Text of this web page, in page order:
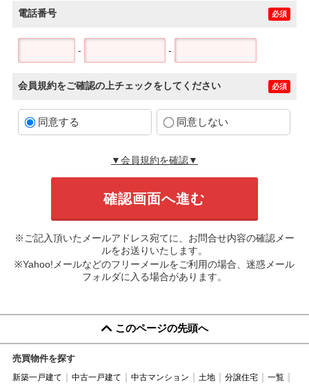
電話番号 必須
- -
会員規約をご確認の上チェックをしてください 必須
同意する 同意しない
▼会員規約を確認▼
※ご記入頂いたメールアドレス宛てに、お問合せ内容の確認メー
ルをお送りいたします。
※Yahoo!メールなどのフリーメールをご利用の場合、迷惑メール
フォルダに入る場合があります。
このページの先頭へ
売買物件を探す
新築一戸建て 中古一戸建て 中古マンション 土地 分譲住宅
一覧